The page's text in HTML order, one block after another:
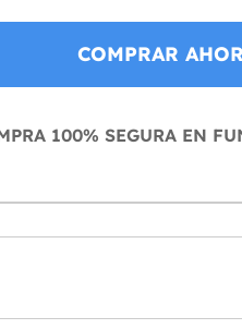
COMPRAR
100% SEGURA EN